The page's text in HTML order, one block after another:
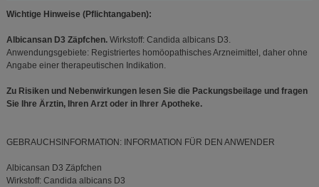
Wichtige Hinweise (Pflichtangaben):
Albicansan D3 Zäpfchen.Wirkstoff: Candida albicans D3.
Anwendungsgebiete: Registriertes homöopathisches Arzneimittel, daher ohne
Angabe einer therapeutischen Indikation.
Zu Risiken und Nebenwirkungen lesen Sie die Packungsbeilage und fragen
Sie Ihre Ärztin, Ihren Arzt oder in Ihrer Apotheke.
GEBRAUCHSINFORMATION: INFORMATION FÜR DEN ANWENDER
Albicansan D3 Zäpfchen
Wirkstoff: Candida albicans D3